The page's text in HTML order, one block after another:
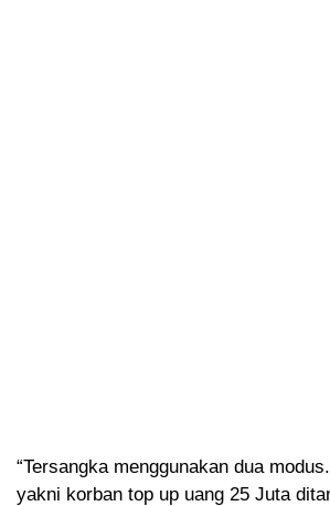
“Tersangka menggunakan dua
yakni korban top up uang 25 Juta